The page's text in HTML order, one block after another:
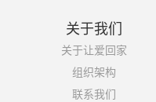
关于我们
关于让爱回家
组织架构
联系我们